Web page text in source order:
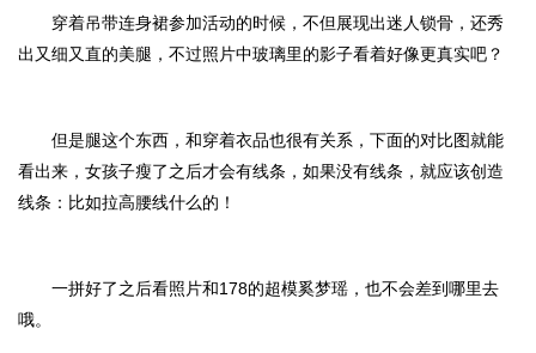
穿着吊带连身裙参加活动的时候，不但展现出迷人锁骨，还秀
出又细又直的美腿，不过照片中玻璃里的影子看着好像更真实吧？
但是腿这个东西，和穿着衣品也很有关系，下面的对比图就能
看出来，女孩子瘦了之后才会有线条，如果没有线条，就应该创造
线条：比如拉高腰线什么的！
一拼好了之后看照片和178的超模奚梦瑶，也不会差到哪里去
哦。